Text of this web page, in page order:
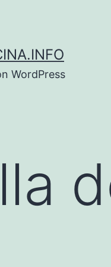
WordPress